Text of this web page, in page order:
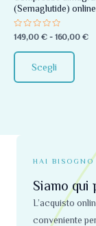
(Semaglutide) online
Valutato
0
su
5
149,00 € - 160,00 €
Scegli
essere
scelte
del
HAI
Siamo qui
L’acquisto
conveniente